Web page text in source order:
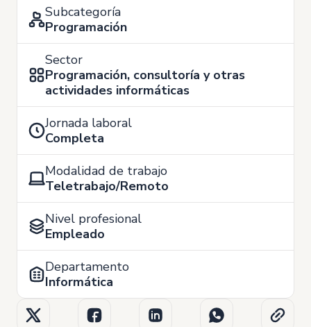
Subcategoría
Programación
Sector
Programación, consultoría y otras
actividades informáticas
Jornada laboral
Completa
Modalidad de trabajo
Teletrabajo/Remoto
Nivel profesional
Empleado
Departamento
Informática